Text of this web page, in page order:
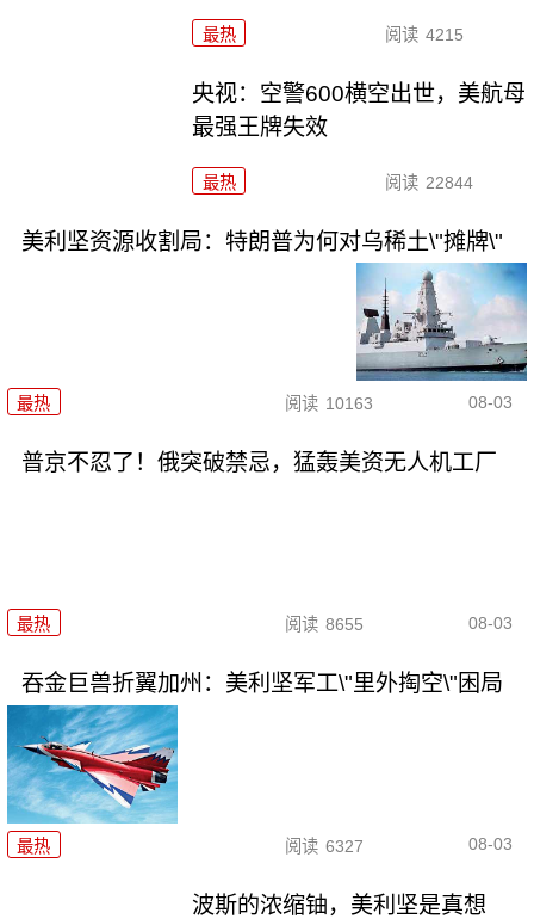
最热 阅读 4215
央视：空警600横空出世，美航母
最强王牌失效
最热 阅读 22844
美利坚资源收割局：特朗普为何对乌稀土\"摊牌\"
最热 阅读 10163 08-03
普京不忍了！俄突破禁忌，猛轰美资无人机工厂
最热 阅读 8655 08-03
吞金巨兽折翼加州：美利坚军工\"里外掏空\"困局
最热 阅读 6327 08-03
波斯的浓缩铀，美利坚是真想